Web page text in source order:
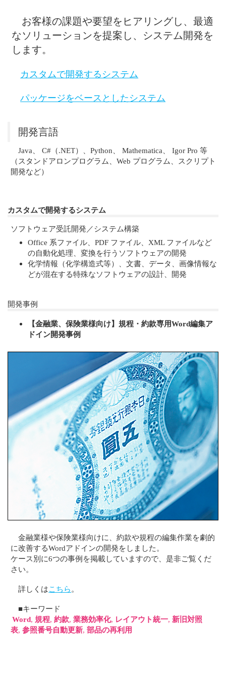
お客様の課題や要望をヒアリングし、最適
なソリューションを提案し、システム開発を
します。
カスタムで開発するシステム
パッケージをベースとしたシステム
開発言語
Java、 C#（.NET）、Python、 Mathematica、 Igor Pro 等
（スタンドアロンプログラム、Web プログラム、スクリプト
開発など）
カスタムで開発するシステム
ソフトウェア受託開発／システム構築
Office 系ファイル、PDF ファイル、XML ファイルなど
の自動化処理、変換を行うソフトウェアの開発
化学情報（化学構造式等）、文書、データ、画像情報な
どが混在する特殊なソフトウェアの設計、開発
開発事例
【金融業、保険業様向け】規程・約款専用Word編集ア
ドイン開発事例
金融業様や保険業様向けに、約款や規程の編集作業を劇的
に改善するWordアドインの開発をしました。
ケース別に6つの事例を掲載していますので、是非ご覧くだ
さい。
詳しくはこちら 。
■キーワード
Word,規程,約款,業務効率化, レイアウト統一, 新旧対照
表,参照番号自動更新,部品の再利用